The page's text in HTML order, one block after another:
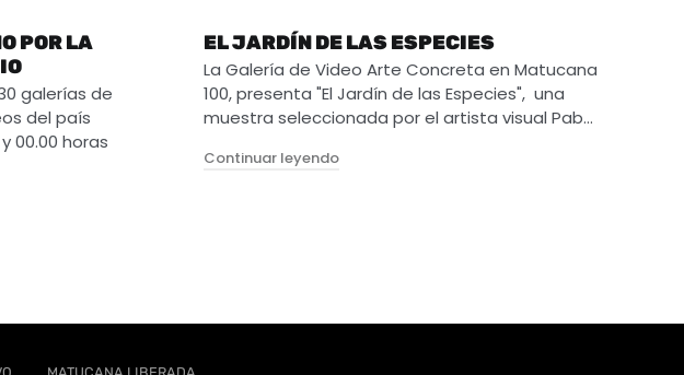
POR LA
galerías de
del país
00.00 horas
por la Cultura y el Patrimonio"
EL JARDÍN DE LAS ESPECIES
La Galería de Video Arte Concreta en Matucana
100, presenta "El Jardín de las Especies", una
muestra seleccionada por el artista visual Pab…
Continuar leyendo"El Jardín de las Especies"